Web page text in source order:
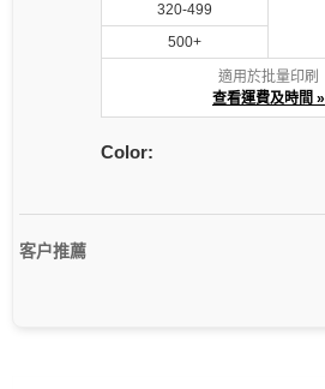
320-499
500+
適用於批量印刷
查看運費及時間 »
Color:
客户推薦